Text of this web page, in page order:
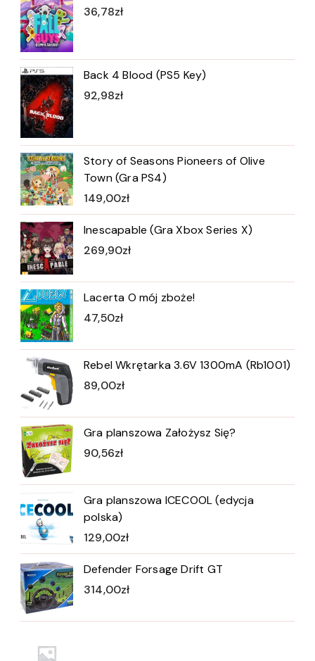
36,78zł
Back 4 Blood (PS5 Key)
92,98zł
Story of Seasons Pioneers of Olive
Town (Gra PS4)
149,00zł
Inescapable (Gra Xbox Series X)
269,90zł
Lacerta O mój zboże!
47,50zł
Rebel Wkrętarka 3.6V 1300mA (Rb1001)
89,00zł
Gra planszowa Założysz Się?
90,56zł
Gra planszowa ICECOOL (edycja
polska)
129,00zł
Defender Forsage Drift GT
314,00zł